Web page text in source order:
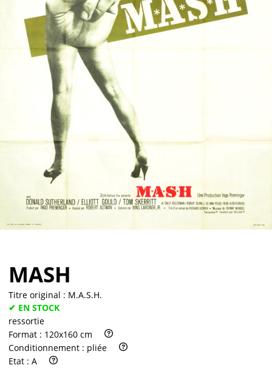
Vendre
MASH
Titre original : M.A.S.H.
✔ EN STOCK
ressortie
Format : 120x160 cm
Conditionnement : pliée
Etat : A